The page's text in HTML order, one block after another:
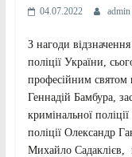
04.07.2022 admin
З нагоди
поліції України,
професійним святом
Геннадій Бамбура,
кримінальної
поліції Олександр
Михайло Садаклієв,